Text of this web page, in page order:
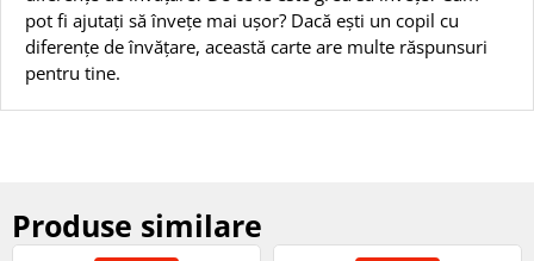
pot fi ajutați să învețe mai ușor? Dacă ești un copil cu
diferențe de învățare, această carte are multe răspunsuri
pentru tine.
Produse similare